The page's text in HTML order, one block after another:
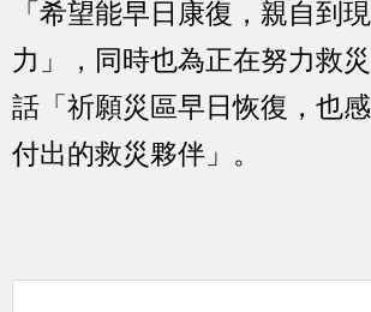
「希望能早日康復，親自到
力」，同時也為正在努力救
話「祈願災區早日恢復，也
付出的救災夥伴」。